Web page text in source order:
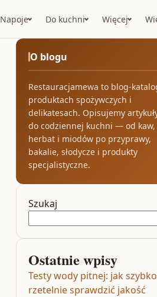
Napoje Do kuchni Więcej
O blogu
Restauracjamewa to blog-
produktach spożywczych i
delikatesach. Opisujemy
do codziennej kuchni — od kaw,
herbat i miodów po przyprawy,
bakalie, słodycze i produkty
specjalistyczne.
Szukaj
Ostatnie wpisy
Testy wody pitnej: jak
rzetelnie sprawdzić jakość